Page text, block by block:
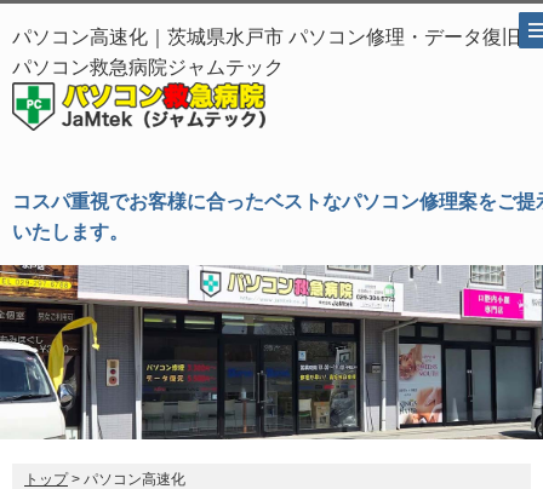
パソコン高速化｜茨城県水戸市 パソコン修理・データ復旧
パソコン救急病院ジャムテック
コスパ重視でお客様に合ったベストなパソコン修理案をご提
いたします。
トップ> パソコン高速化